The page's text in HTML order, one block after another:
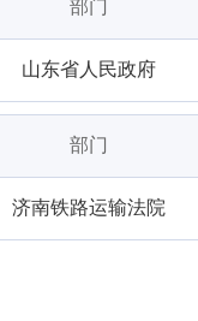
部门
山东省人民政府
部门
济南铁路运输法院